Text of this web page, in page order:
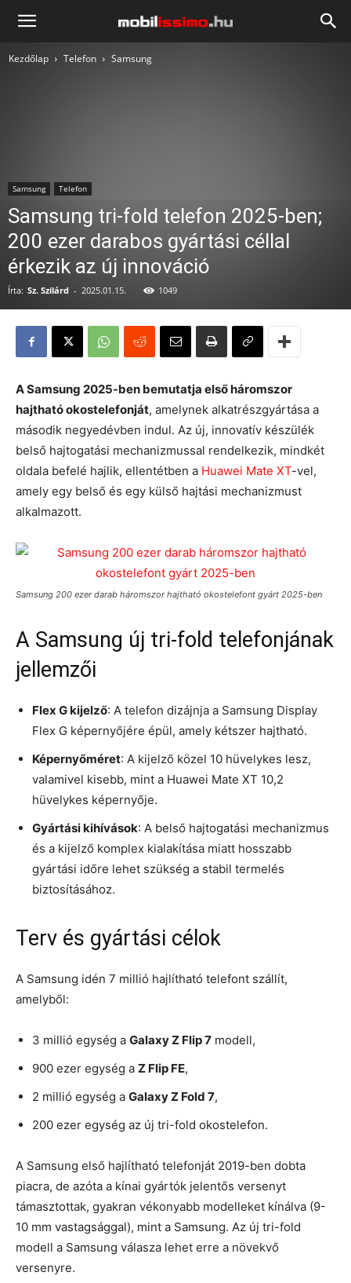
Mobilissimo.hu
Kezdőlap Telefon Samsung
Samsung Telefon
Samsung tri-fold telefon 2025-ben;
200 ezer darabos gyártási céllal
érkezik az új innováció
Írta: Sz. Szilárd - 2025.01.15. 1049
A Samsung 2025-ben bemutatja első háromszor
hajtható okostelefonját, amelynek alkatrészgyártása a
második negyedévben indul. Az új, innovatív készülék
belső hajtogatási mechanizmussal rendelkezik, mindkét
oldala befelé hajlik, ellentétben a Huawei Mate XT-vel,
amely egy belső és egy külső hajtási mechanizmust
alkalmazott.
Samsung 200 ezer darab háromszor hajtható okostelefont gyárt 2025-ben
A Samsung új tri-fold telefonjának
jellemzői
Flex G kijelző: A telefon dizájnja a Samsung Display
Flex G képernyőjére épül, amely kétszer hajtható.
Képernyőméret: A kijelző közel 10 hüvelykes lesz,
valamivel kisebb, mint a Huawei Mate XT 10,2
hüvelykes képernyője.
Gyártási kihívások: A belső hajtogatási mechanizmus
és a kijelző komplex kialakítása miatt hosszabb
gyártási időre lehet szükség a stabil termelés
biztosításához.
Terv és gyártási célok
A Samsung idén 7 millió hajlítható telefont szállít,
amelyből:
3 millió egység a Galaxy Z Flip 7 modell,
900 ezer egység a Z Flip FE,
2 millió egység a Galaxy Z Fold 7,
200 ezer egység az új tri-fold okostelefon.
A Samsung első hajlítható telefonját 2019-ben dobta
piacra, de azóta a kínai gyártók jelentős versenyt
támasztottak, gyakran vékonyabb modelleket kínálva (9-
10 mm vastagsággal), mint a Samsung. Az új tri-fold
modell a Samsung válasza lehet erre a növekvő
versenyre.